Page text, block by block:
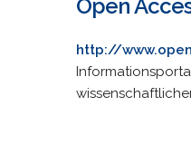
Open
http://